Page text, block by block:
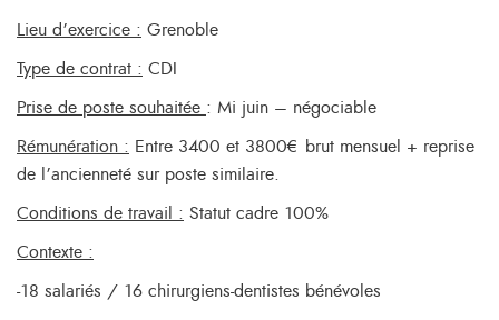
Lieu d’exercice : Grenoble
Type de contrat : CDI
Prise de poste souhaitée : Mi juin – négociable
Rémunération : Entre 3400 et 3800€ brut mensuel + reprise
de l’ancienneté sur poste similaire.
Conditions de travail : Statut cadre 100%
Contexte :
-18 salariés / 16 chirurgiens-dentistes bénévoles